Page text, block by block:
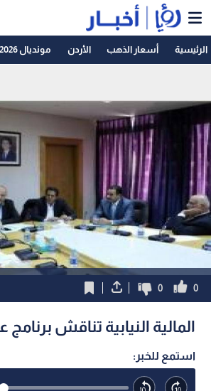
الرئيسية أسعار الذهب الأردن مونديال 2026
0
0
​المالية النيابية تناقش برنامج
استمع للخبر: